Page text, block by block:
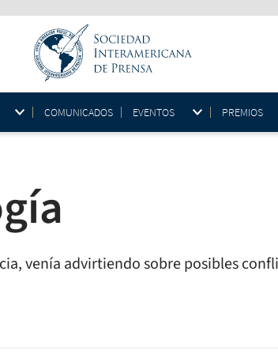
COMUNICADOS EVENTOS PREMIOS
venía advirtiendo sobre posibles